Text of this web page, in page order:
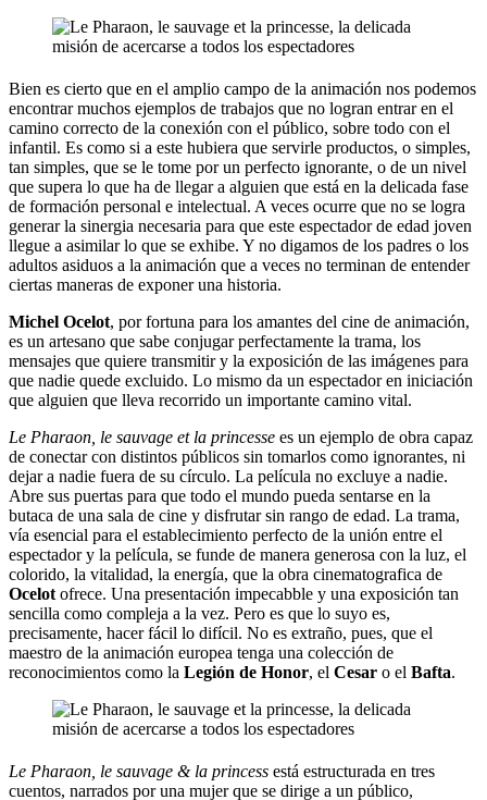
Bien es cierto que en el amplio campo de la animación nos podemos
encontrar muchos ejemplos de trabajos que no logran entrar en el
camino correcto de la conexión con el público, sobre todo con el
infantil. Es como si a este hubiera que servirle productos, o simples,
tan simples, que se le tome por un perfecto ignorante, o de un nivel
que supera lo que ha de llegar a alguien que está en la delicada fase
de formación personal e intelectual. A veces ocurre que no se logra
generar la sinergia necesaria para que este espectador de edad joven
llegue a asimilar lo que se exhibe. Y no digamos de los padres o los
adultos asiduos a la animación que a veces no terminan de entender
ciertas maneras de exponer una historia.
Michel Ocelot, por fortuna para los amantes del cine de animación,
es un artesano que sabe conjugar perfectamente la trama, los
mensajes que quiere transmitir y la exposición de las imágenes para
que nadie quede excluido. Lo mismo da un espectador en iniciación
que alguien que lleva recorrido un importante camino vital.
Le Pharaon, le sauvage et la princesse es un ejemplo de obra capaz
de conectar con distintos públicos sin tomarlos como ignorantes, ni
dejar a nadie fuera de su círculo. La película no excluye a nadie.
Abre sus puertas para que todo el mundo pueda sentarse en la
butaca de una sala de cine y disfrutar sin rango de edad. La trama,
vía esencial para el establecimiento perfecto de la unión entre el
espectador y la película, se funde de manera generosa con la luz, el
colorido, la vitalidad, la energía, que la obra cinematografica de
Ocelot ofrece. Una presentación impecabble y una exposición tan
sencilla como compleja a la vez. Pero es que lo suyo es,
precisamente, hacer fácil lo difícil. No es extraño, pues, que el
maestro de la animación europea tenga una colección de
reconocimientos como la Legión de Honor, el Cesar o el Bafta.
Le Pharaon, le sauvage & la princess está estructurada en tres
cuentos, narrados por una mujer que se dirige a un público,